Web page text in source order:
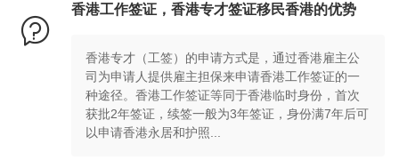

香港工作签证，香港专才签证移民香港的优势
香港专才（工签）的申请方式是，通过香港雇主公
司为申请人提供雇主担保来申请香港工作签证的一
种途径。香港工作签证等同于香港临时身份，首次
获批2年签证，续签一般为3年签证，身份满7年后可
以申请香港永居和护照...